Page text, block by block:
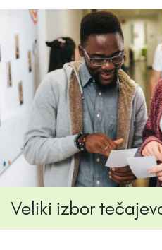
Veliki izbor